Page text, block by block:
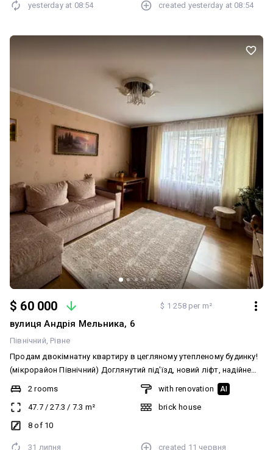
yesterday at 08:54 created yesterday at 08:54
$ 60 000 $ 1 258 per m²
вулиця Андрія Мельника, 6
Північний Рівне
Продам двокімнатну квартиру в цегляному утепленому будинку!
(мікрорайон Північний) Доглянутий під'їзд, новий ліфт, надійне
ОСББ! Квартира роздільного планування, не кутова. Площа
квартири 47,7 м² Кухня 7,3 м² Поверх 8 з 10 Є балкон Роздільний
санвузол. Вигляд з вікон в двір! Хороші сусіди! До квартири є
великий підвал. Квартира тепла та суха. Взимку тепло, влітку
2 rooms
47.7/27.3 / 7.3 m²
8 of 10
with renovation AI
brick house
31 липня created 11 червня